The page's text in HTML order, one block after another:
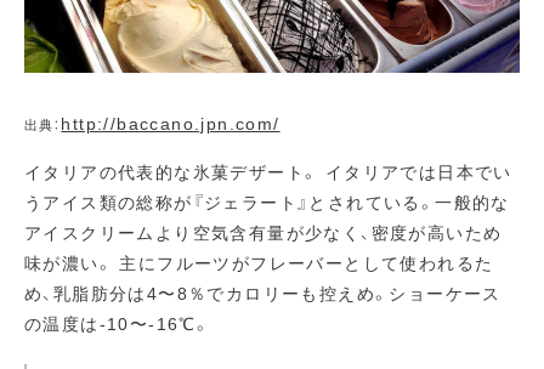
出典： http://baccano.jpn.com/
イタリアの代表的な氷菓デザート。 イタリアでは日本でい
うアイス類の総称が『ジェラート』とされている。一般的な
アイスクリームより空気含有量が少なく、密度が高いため
味が濃い。 主にフルーツがフレーバーとして使われるた
め、乳脂肪分は4〜8％でカロリーも控えめ。ショーケース
の温度は-10〜-16℃。